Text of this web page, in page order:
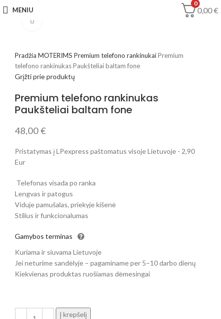
MENIU
0
0,00€
Pradžia MOTERIMS Premium telefono rankinukaiPremium
telefono rankinukas Paukšteliai baltam fone
Grįžti prie produktų
Premium telefono rankinukas
Paukšteliai baltam fone
48,00€
Pristatymas į LPexpress paštomatus visoje Lietuvoje - 2,90
Eur
Telefonas visada po ranka
Lengvas ir patogus
Viduje pamušalas, priekyje kišenė
Stilius ir funkcionalumas
Gamybos terminas
Kuriama ir siuvama Lietuvoje
Jei neturime sandėlyje – pagaminame per 5–10 darbo dienų
Kiekvienas produktas ruošiamas dėmesingai
Į krepšelį